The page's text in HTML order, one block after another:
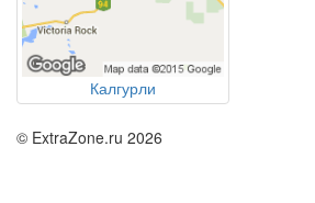
Калгурли
© ExtraZone.ru 2026